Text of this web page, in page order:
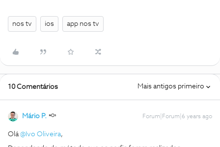
nos tv ios app nos tv
10 Comentários Mais antigos primeiro
Mário P. Forum|Forum|6 years ago
Olá@Ivo Oliveira,